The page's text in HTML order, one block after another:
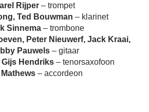
Rijper– trompet
Ted Bouwman – klarinet
Sinnema– trombone
Peter Nieuwerf, Jack Kraai,
Pauwels – gitaar
Hendriks – tenorsaxofoon
Mathews – accordeon